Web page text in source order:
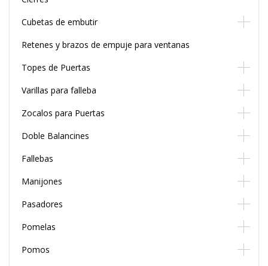
Cubetas de embutir
Retenes y brazos de empuje para ventanas
Topes de Puertas
Varillas para falleba
Zocalos para Puertas
Doble Balancines
Fallebas
Manijones
Pasadores
Pomelas
Pomos